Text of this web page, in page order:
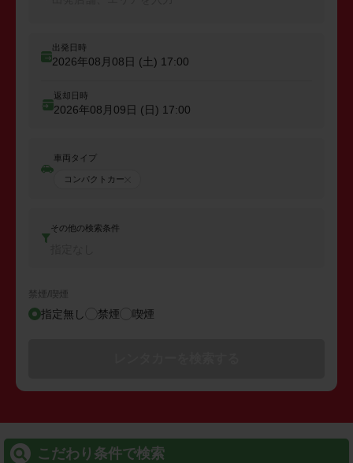
出発日時
2026年08月08日 (土) 17:00
返却日時
2026年08月09日 (日) 17:00
車両タイプ
コンパクトカー
その他の検索条件
禁煙/喫煙
指定無し 禁煙 喫煙
こだわり条件で検索